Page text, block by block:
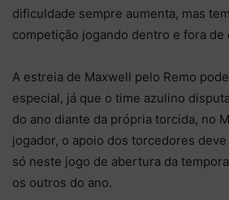
dificuldade sempre aumenta, mas
competição jogando dentro e fora de
A estreia de Maxwell pelo Remo
especial, já que o time azulino
do ano diante da própria torcida, no
jogador, o apoio dos torcedores
só neste jogo de abertura da
os outros do ano.